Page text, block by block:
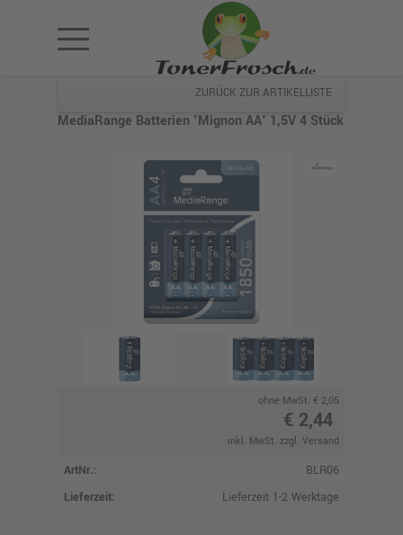
ZURÜCK ZUR ARTIKELLISTE
MediaRange Batterien 'Mignon AA' 1,5V 4 Stück
ohne MwSt. € 2,05
€ 2,44
inkl. MwSt. zzgl. Versand
ArtNr.:
BLR06
Lieferzeit:
Lieferzeit 1-2 Werktage